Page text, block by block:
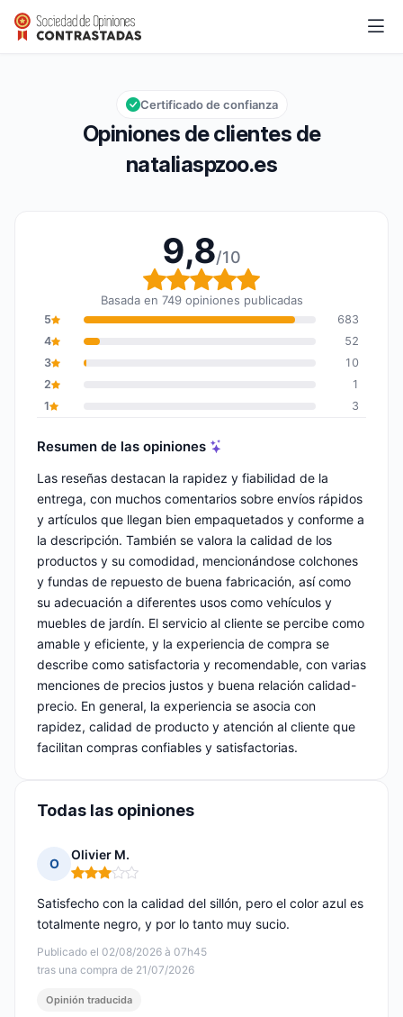
nataliaspzoo.es
Calificación global: 9,8 de 10
9,8/10
Opiniones de clientes de
nataliaspzoo.es
Certificado de confianza
9,8/10
Calificación global: 9,8
Basada en 749 opiniones publicadas
5
683
4
52
3
10
2
1
1
3
Resumen de las opiniones
Las reseñas destacan la rapidez y fiabilidad de la
entrega, con muchos comentarios sobre envíos rápidos
y artículos que llegan bien empaquetados y conforme a
la descripción. También se valora la calidad de los
productos y su comodidad, mencionándose colchones
y fundas de repuesto de buena fabricación, así como
su adecuación a diferentes usos como vehículos y
muebles de jardín. El servicio al cliente se percibe como
amable y eficiente, y la experiencia de compra se
describe como satisfactoria y recomendable, con varias
menciones de precios justos y buena relación calidad-
precio. En general, la experiencia se asocia con
rapidez, calidad de producto y atención al cliente que
facilitan compras confiables y satisfactorias.
Todas las opiniones
O
Olivier M.
Nota: 3 de 5
Publicado el 02/08/2026 à 07h45
tras una compra de 21/07/2026
Satisfecho con la calidad del sillón, pero el color azul es
totalmente negro, y por lo tanto muy sucio.
Opinión traducida